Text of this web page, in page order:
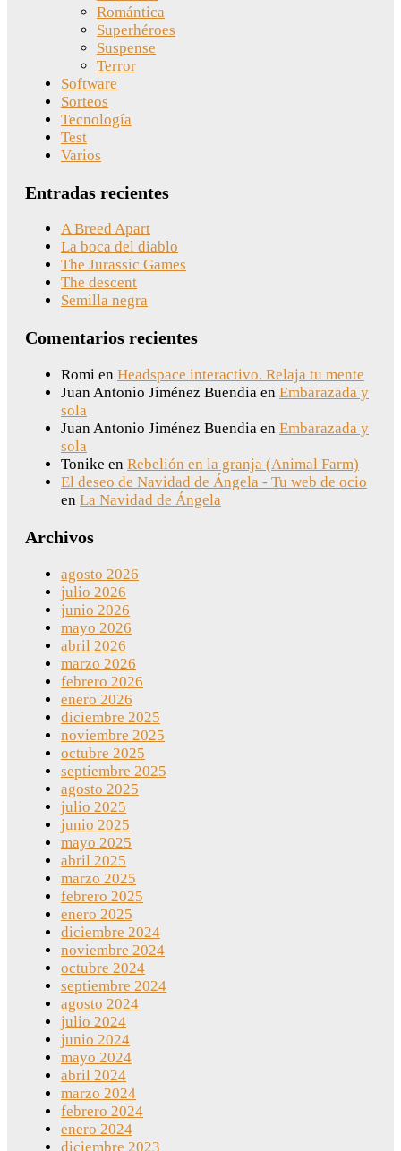
Romántica
Superhéroes
Suspense
Terror
Software
Sorteos
Tecnología
Test
Varios
Entradas recientes
A Breed Apart
La boca del diablo
The Jurassic Games
The descent
Semilla negra
Comentarios recientes
Romi en Headspace interactivo. Relaja tu mente
Juan Antonio Jiménez Buendia en Embarazada y
sola
Juan Antonio Jiménez Buendia en Embarazada y
sola
Tonike en Rebelión en la granja (Animal Farm)
El deseo de Navidad de Ángela - Tu web de ocio
en La Navidad de Ángela
Archivos
agosto 2026
julio 2026
junio 2026
mayo 2026
abril 2026
marzo 2026
febrero 2026
enero 2026
diciembre 2025
noviembre 2025
octubre 2025
septiembre 2025
agosto 2025
julio 2025
junio 2025
mayo 2025
abril 2025
marzo 2025
febrero 2025
enero 2025
diciembre 2024
noviembre 2024
octubre 2024
septiembre 2024
agosto 2024
julio 2024
junio 2024
mayo 2024
abril 2024
marzo 2024
febrero 2024
enero 2024
diciembre 2023